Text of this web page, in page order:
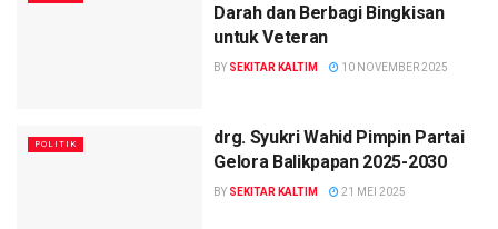
Darah dan Berbagi Bingkisan
untuk Veteran
BY SEKITAR KALTIM 10 NOVEMBER 2025
POLITIK
drg. Syukri Wahid Pimpin Partai
Gelora Balikpapan 2025-2030
BY SEKITAR KALTIM 21 MEI 2025